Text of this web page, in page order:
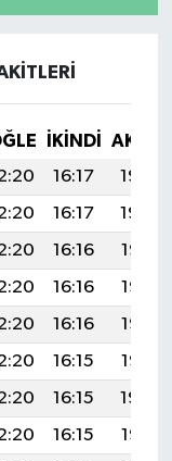
İKINDI
16:17
19:40
16:17
19:39
16:16
19:38
16:16
19:37
16:16
19:37
16:15
19:35
16:15
19:34
16:15
19:33